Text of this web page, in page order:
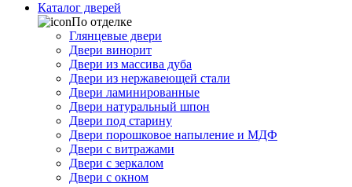
Каталог дверей
По отделке
Глянцевые двери
Двери винорит
Двери из массива дуба
Двери из нержавеющей стали
Двери ламинированные
Двери натуральный шпон
Двери под старину
Двери порошковое напыление и МДФ
Двери с витражами
Двери с зеркалом
Двери с окном